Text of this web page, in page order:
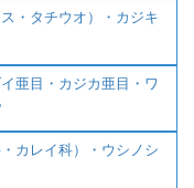
・タチウオ）・カジキ
亜目・カジカ亜目・ワ
カレイ科）・ウシノシ